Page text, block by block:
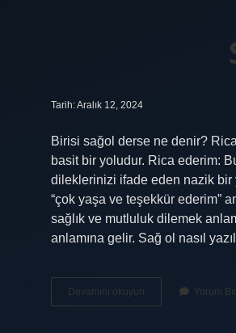
Tarih: Aralık 12, 2024
Birisi sağol derse ne denir? Rica
basit bir yoludur. Rica ederim:
dileklerinizi ifade eden nazik bir
“çok yaşa ve teşekkür ederim”
sağlık ve mutluluk dilemek
anlamına gelir. Sağ ol nasıl
Devamını okuyun
Ne
Yorum